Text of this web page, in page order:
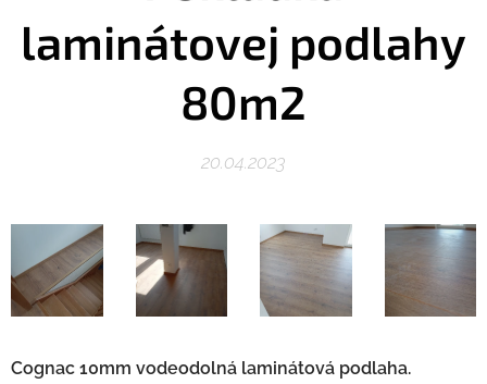
laminátovej podlahy
80m2
20.04.2023
Cognac 10mm vodeodolná laminátová podlaha.